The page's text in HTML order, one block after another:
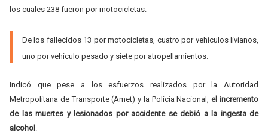
los cuales 238 fueron por motocicletas.
De los fallecidos 13 por motocicletas, cuatro por vehículos livianos,
uno por vehículo pesado y siete por atropellamientos.
Indicó que pese a los esfuerzos realizados por la Autoridad
Metropolitana de Transporte (Amet) y la Policía Nacional,el incremento
de las muertes y lesionados por accidente se debió a la ingesta de
alcohol .